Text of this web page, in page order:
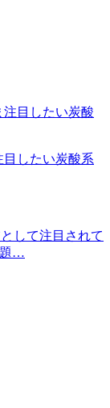
したい炭酸系
して注目されて
題…